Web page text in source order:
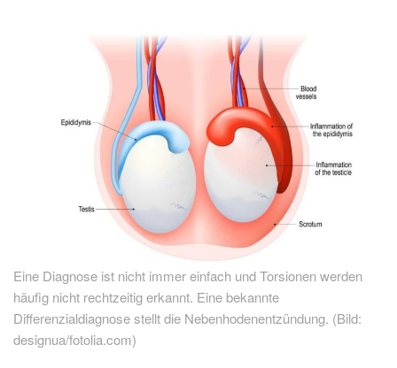
Eine Diagnose ist nicht immer einfach und Torsionen werden
häufig nicht rechtzeitig erkannt. Eine bekannte
Differenzialdiagnose stellt die Nebenhodenentzündung. (Bild:
designua/fotolia.com)